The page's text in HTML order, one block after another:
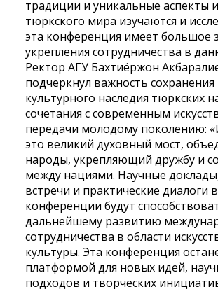
традиции и уникальные аспекты
тюркского мира изучаются и
эта конференция имеет большое
укрепления сотрудничества в
Ректор АГУ Бахтиёржон
подчеркнул важность
культурного наследия тюркских
сочетания с современным
передачи молодому поколению:
это великий духовный мост,
народы, укрепляющий дружбу и
между нациями. Научные
встречи и практические диалоги
конференции будут
дальнейшему развитию
сотрудничества в области
культуры. Эта конференция
платформой для новых идей,
подходов и творческих